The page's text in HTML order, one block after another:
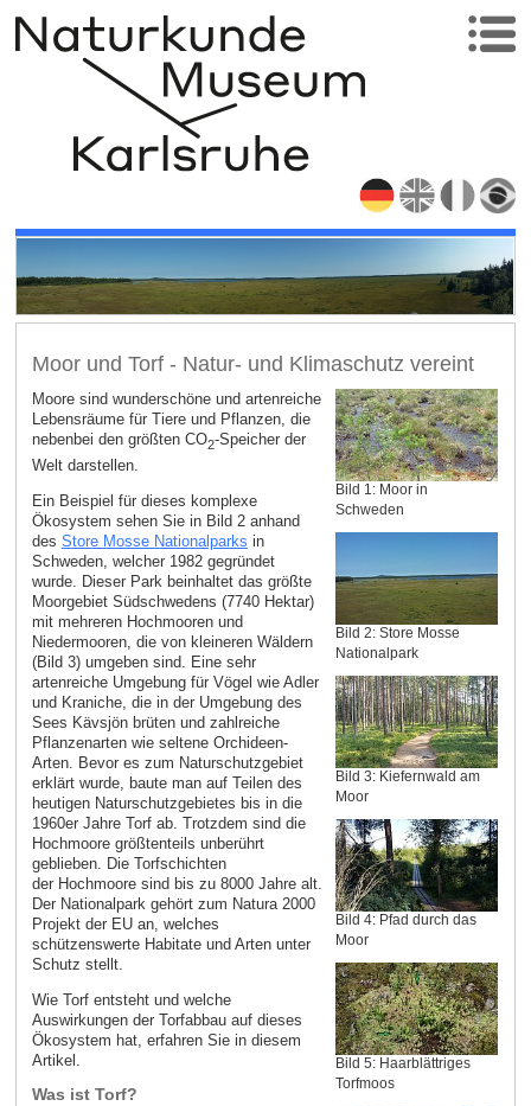
Moor und Torf - Natur- und Klimaschutz vereint
Bild 1: Moor in
Schweden
Bild 2: Store Mosse
Nationalpark
Bild 3: Kiefernwald am
Moor
Bild 4: Pfad durch das
Moor
Bild 5: Haarblättriges
Torfmoos
Moore sind wunderschöne und artenreiche
Lebensräume für Tiere und Pflanzen, die
nebenbei den größten CO2-Speicher der
Welt darstellen.
Ein Beispiel für dieses komplexe
Ökosystem sehen Sie in Bild 2 anhand
des Store Mosse Nationalparks in
Schweden, welcher 1982 gegründet
wurde. Dieser Park beinhaltet das größte
Moorgebiet Südschwedens (7740 Hektar)
mit mehreren Hochmooren und
Niedermooren, die von kleineren Wäldern
(Bild 3) umgeben sind. Eine sehr
artenreiche Umgebung für Vögel wie Adler
und Kraniche, die in der Umgebung des
Sees Kävsjön brüten und zahlreiche
Pflanzenarten wie seltene Orchideen-
Arten. Bevor es zum Naturschutzgebiet
erklärt wurde, baute man auf Teilen des
heutigen Naturschutzgebietes bis in die
1960er Jahre Torf ab. Trotzdem sind die
Hochmoore größtenteils unberührt
geblieben. Die Torfschichten
der Hochmoore sind bis zu 8000 Jahre alt.
Der Nationalpark gehört zum Natura 2000
Projekt der EU an, welches
schützenswerte Habitate und Arten unter
Schutz stellt.
Wie Torf entsteht und welche
Auswirkungen der Torfabbau auf dieses
Ökosystem hat, erfahren Sie in diesem
Artikel.
Was ist Torf?